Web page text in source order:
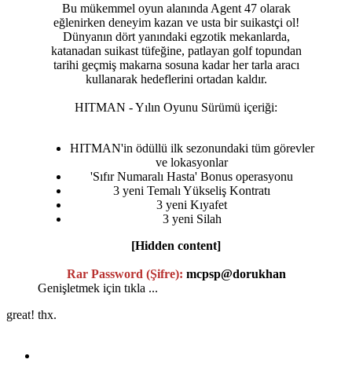
Bu mükemmel oyun alanında Agent 47 olarak
eğlenirken deneyim kazan ve usta bir suikastçi ol!
Dünyanın dört yanındaki egzotik mekanlarda,
katanadan suikast tüfeğine, patlayan golf topundan
tarihi geçmiş makarna sosuna kadar her tarla aracı
kullanarak hedeflerini ortadan kaldır.
HITMAN - Yılın Oyunu Sürümü içeriği:
HITMAN'in ödüllü ilk sezonundaki tüm görevler
ve lokasyonlar
'Sıfır Numaralı Hasta' Bonus operasyonu
3 yeni Temalı Yükseliş Kontratı
3 yeni Kıyafet
3 yeni Silah
[Hidden content]
Rar Password (Şifre): mcpsp@dorukhan
Genişletmek için tıkla ...
great! thx.